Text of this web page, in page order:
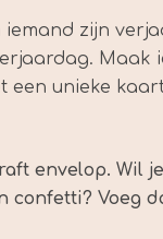
iemand zijn
Maak
unieke
envelop. Wil
confetti? Voeg